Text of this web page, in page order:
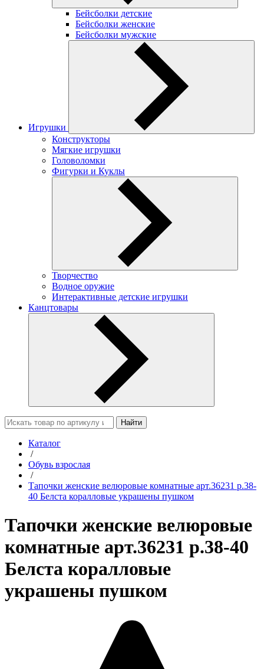
Бейсболки детские
Бейсболки женские
Бейсболки мужские
Игрушки
Конструкторы
Мягкие игрушки
Головоломки
Фигурки и Куклы
Творчество
Водное оружие
Интерактивные детские игрушки
Канцтовары
Найти
Каталог
/
Обувь взрослая
/
Тапочки женские велюровые комнатные арт.36231 р.38-
40 Белста коралловые украшены пушком
Тапочки женские велюровые
комнатные арт.36231 р.38-40
Белста коралловые
украшены пушком